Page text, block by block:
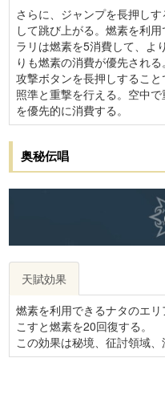
さらに、ジャンプを長押し
して跳び上がる。燃素を利
ラリは燃素を5消費して、よ
りも燃素の消費が優先され
攻撃ボタンを長押しするこ
照準と重撃を行える。空中
を優先的に消費する。
奥秘伝唱
天賦効果
燃素を利用できるナタのエ
こすと燃素を20回復する。
この効果は秘境、征討領域、